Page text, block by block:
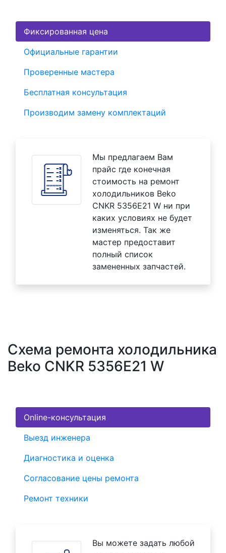
Фиксированная цена
Официальные гарантии
Проверенные мастера
Бесплатная консультация
Производим замену комплектаций
Мы предлагаем Вам
прайс где конечная
стоимость на ремонт
холодильников Beko
CNKR 5356E21 W ни при
каких условиях не будет
изменяться. Так же
мастер предоставит
полный список
замененных запчастей.
Схема ремонта холодильника
Beko CNKR 5356E21 W
Online-консультация
Выезд инженера
Диагностика и оценка
Согласование цены ремонта
Ремонт техники
Вы можете задать любой